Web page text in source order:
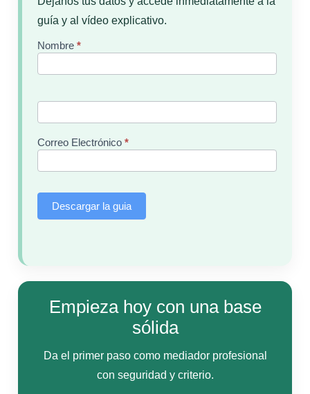
guía y al vídeo explicativo.
Contact
Nombre *
Correo Electrónico *
Descargar la guia
Empieza hoy con una base
sólida
Da el primer paso como mediador profesional
con seguridad y criterio.